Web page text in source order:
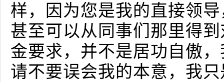
样，因为您是我的直接领
甚至可以从同事们那里得
金要求，并不是居功自傲
请不要误会我的本意，我